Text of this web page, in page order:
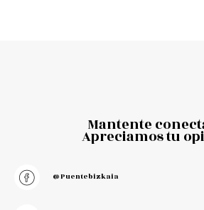
Mantente
Apreciamos tu
@puentebizkaia